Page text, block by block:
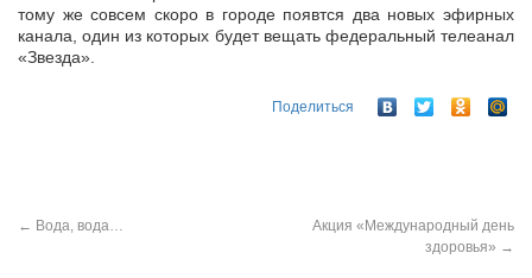
тому же совсем скоро в городе появтся два новых эфирных
канала, один из которых будет вещать федеральный телеанал
«Звезда».
Поделиться
← Вода, вода…
Акция «Международный день
здоровья» →